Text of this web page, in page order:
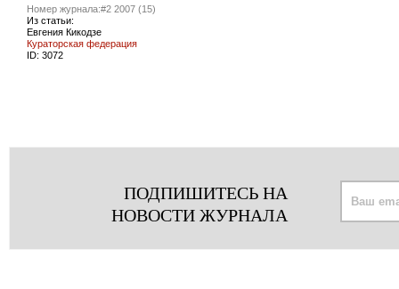
Номер журнала:#2 2007 (15)
Из статьи:
Евгения Кикодзе
Кураторская федерация
ID: 3072
ПОДПИШИТЕСЬ НА
НОВОСТИ ЖУРНАЛА